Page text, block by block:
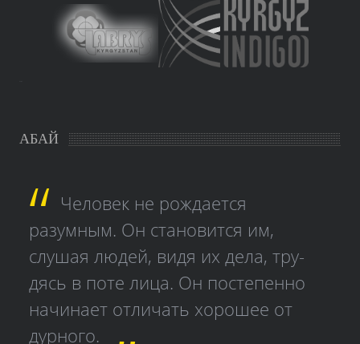
АБАЙ
Человек не рождается
разумным. Он становится им,
слушая людей, видя их дела, тру­
дясь в поте лица. Он постепенно
начинает отличать хорошее от
дурного.